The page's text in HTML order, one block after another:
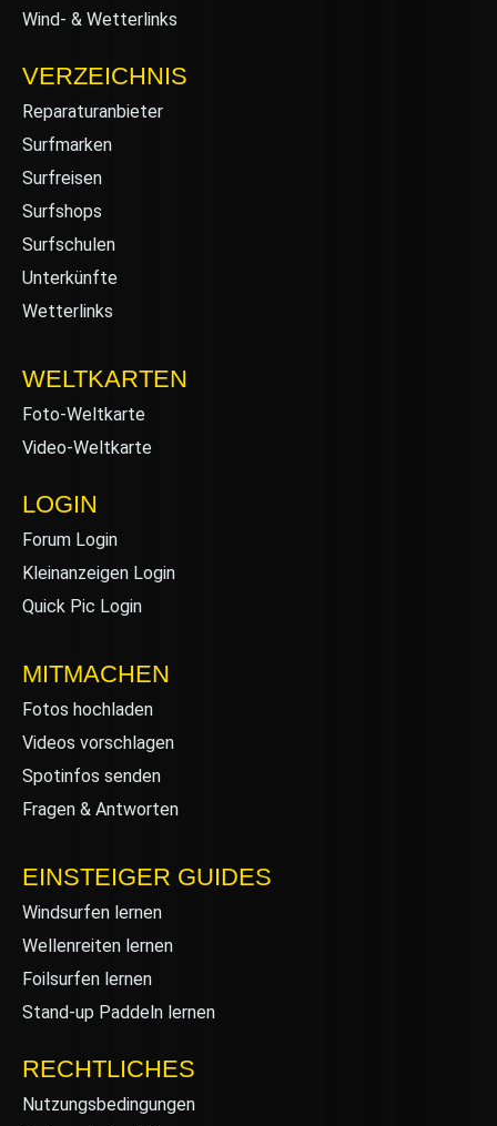
Wind- & Wetterlinks
VERZEICHNIS
Reparaturanbieter
Surfmarken
Surfreisen
Surfshops
Surfschulen
Unterkünfte
Wetterlinks
WELTKARTEN
Foto-Weltkarte
Video-Weltkarte
LOGIN
Forum Login
Kleinanzeigen Login
Quick Pic Login
MITMACHEN
Fotos hochladen
Videos vorschlagen
Spotinfos senden
Fragen & Antworten
EINSTEIGER GUIDES
Windsurfen lernen
Wellenreiten lernen
Foilsurfen lernen
Stand-up Paddeln lernen
RECHTLICHES
Nutzungsbedingungen